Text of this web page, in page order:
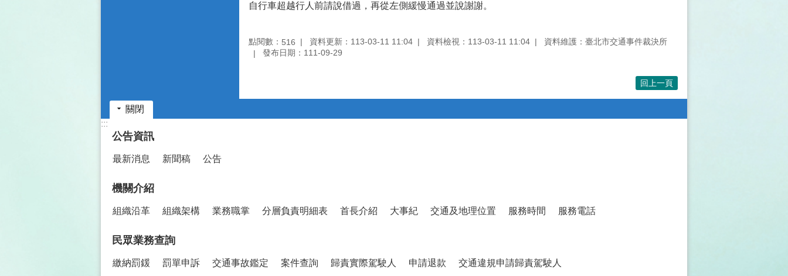
自行車超越行人前請說借過，再從左側緩慢通過並說謝謝。
點閱數： 516 資料更新：113-03-11 11:04 資料檢視：113-03-11 11:04
資料維護：臺北市交通事件裁決所
發布日期：111-09-29
回上一頁
關閉
:::
公告資訊
最新消息 新聞稿 公告
機關介紹
組織沿革 組織架構 業務職掌 分層負責明細表 首長介紹 大事紀 交通及地理位置 服務時間 服務電話
民眾業務查詢
繳納罰鍰 罰單申訴 交通事故鑑定 案件查詢 歸責實際駕駛人 申請退款 交通違規申請歸責駕駛人